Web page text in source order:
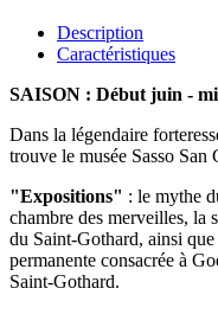
Description
Caractéristiques
SAISON : Début juin -
Dans la légendaire
trouve le musée Sasso San
"Expositions" : le mythe
chambre des merveilles, la
du Saint-Gothard, ainsi
permanente consacrée à
Saint-Gothard.